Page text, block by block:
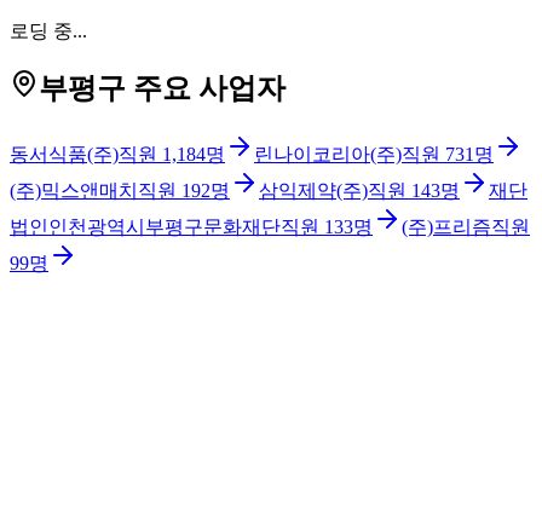
로딩 중...
부평구 주요 사업자
동서식품(주)직원 1,184명 린나이코리아(주)직원 731 명
(주)믹스앤매치 직원 192명 삼익제약(주)직원 143명
재단
법인인천광역시부평구문화재단직원 133명 (주)프리즘직원
99명